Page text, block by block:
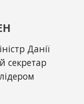
Данії
секретар